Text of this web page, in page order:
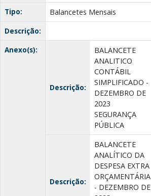
Tipo:
Balancetes Mensais
Descrição:
Anexo(s):
Descrição:
BALANCETE
ANALITICO
CONTÁBIL
SIMPLIFICADO -
DEZEMBRO DE
2023
SEGURANÇA
PÚBLICA
Descrição:
BALANCETE
ANALÍTICO DA
DESPESA EXTRA
ORÇAMENTÁRIA
- DEZEMBRO DE